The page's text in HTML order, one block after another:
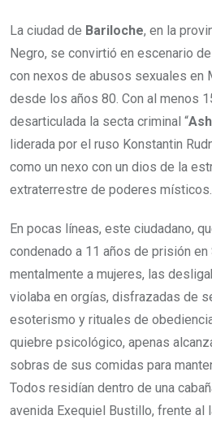
La ciudad de Bariloche, en la
Negro, se convirtió en escenario
con nexos de abusos sexuales en
desde los años 80. Con al menos
desarticulada la secta criminal “
liderada por el ruso Konstantin
como un nexo con un dios de la
extraterrestre de poderes místicos.
En pocas líneas, este ciudadano,
condenado a 11 años de prisión en
mentalmente a mujeres, las
violaba en orgías, disfrazadas de
esoterismo y rituales de
quiebre psicológico, apenas
sobras de sus comidas para
Todos residían dentro de una
avenida Exequiel Bustillo, frente al